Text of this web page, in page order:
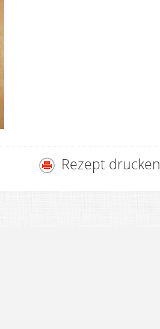
Rezept drucken